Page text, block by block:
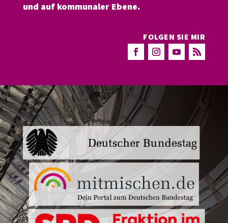
und auf kommunaler Ebene.
FOLGEN SIE MIR